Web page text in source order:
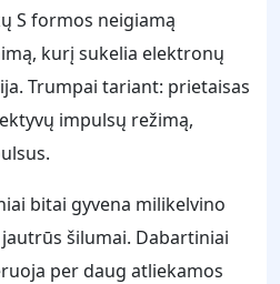
S formos neigiamą
kurį sukelia elektronų
Trumpai tariant: prietaisas
impulsų režimą,
bitai gyvena milikelvino
šilumai. Dabartiniai
per daug atliekamos